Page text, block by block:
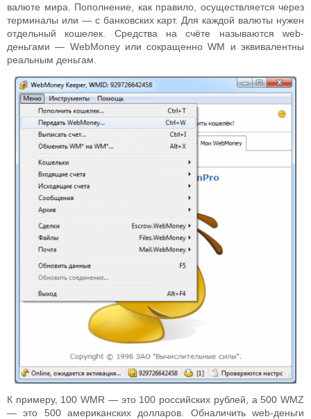
валюте мира. Пополнение, как правило, осуществляется через
терминалы или — с банковских карт. Для каждой валюты нужен
отдельный кошелек. Средства на счёте называются web-
деньгами — WebMoney или сокращенно WM и эквивалентны
реальным деньгам.
К примеру, 100 WMR — это 100 российских рублей, а 500 WMZ
— это 500 американских долларов. Обналичить web-деньги